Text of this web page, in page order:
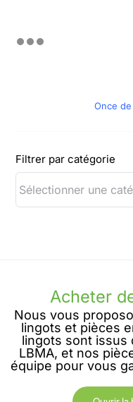
Once
Filtrer par catégorie
Acheter
Nous vous
lingots et pièces
lingots sont issus
LBMA, et nos
équipe pour vous